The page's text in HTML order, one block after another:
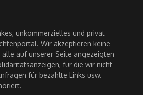
unkommerzielles und privat
Wir akzeptieren keine
auf unserer Seite angezeigten
für die wir nicht
für bezahlte Links usw.